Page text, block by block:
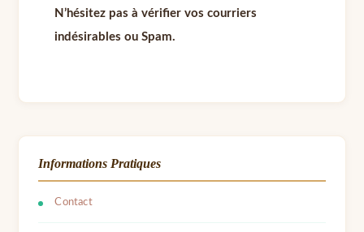
N’hésitez pas à vérifier vos courriers
indésirables ou Spam.
Informations Pratiques
Contact